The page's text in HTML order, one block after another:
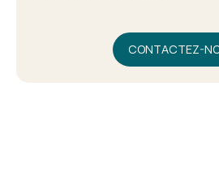
CONTACTEZ-